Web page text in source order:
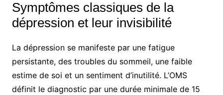
Symptômes classiques de la
dépression et leur invisibilité
La dépression se manifeste par une fatigue
persistante, des troubles du sommeil, une faible
estime de soi et un sentiment d’inutilité. L’OMS
définit le diagnostic par une durée minimale de 15